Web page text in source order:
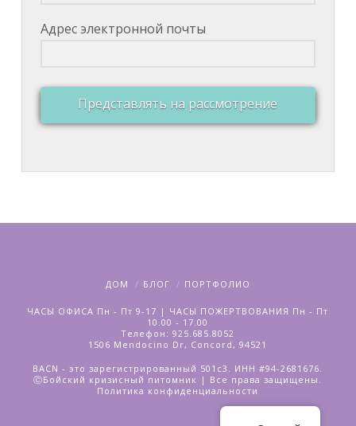
Адрес электронной почты
Представлять на рассмотрение
ДОМ БЛОГ ПОРТФОЛИО
ЧАСЫ ОФИСА Пн - Пт 9-17 | ЧАСЫ ПОЖЕРТВОВАНИЯ Пн - Пт
10.00 - 17.00
Телефон: 925.685.8052
1506 Mendocino Dr, Concord, 94521
BACN - это зарегистрированный 501c3. ИНН #94-2681676.
ⒸБойский кризисный питомник | Все права защищены.
Политика конфиденциальности